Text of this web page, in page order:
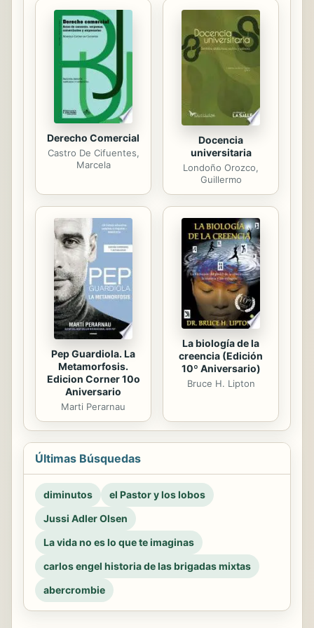
sus ritos ancestrales.
Derecho Comercial
Castro De Cifuentes,
Marcela
Docencia
universitaria
Londoño Orozco,
Guillermo
Pep Guardiola. La
Metamorfosis.
Edicion Corner 10o
Aniversario
Marti Perarnau
La biología de la
creencia (Edición
10º Aniversario)
Bruce H. Lipton
Últimas Búsquedas
diminutos
el Pastor y los lobos
Jussi Adler Olsen
La vida no es lo que te imaginas
carlos engel historia de las brigadas mixtas
abercrombie